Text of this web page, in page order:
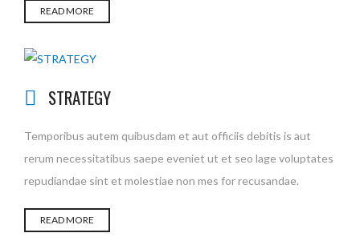
READ MORE
STRATEGY
Temporibus autem quibusdam et aut officiis debitis is aut
rerum necessitatibus saepe eveniet ut et seo lage voluptates
repudiandae sint et molestiae non mes for recusandae.
READ MORE